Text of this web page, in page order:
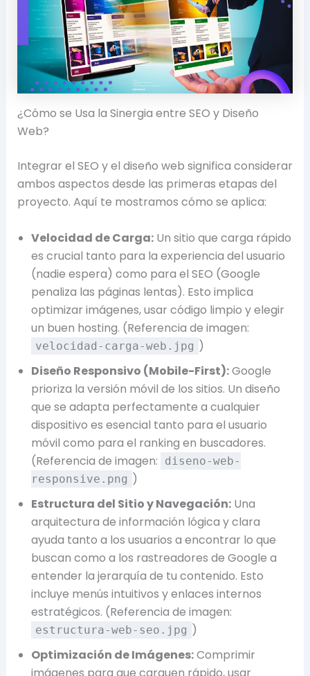
¿Cómo se Usa la Sinergia entre SEO y Diseño
Web?
Integrar el SEO y el diseño web significa considerar
ambos aspectos desde las primeras etapas del
proyecto. Aquí te mostramos cómo se aplica:
Velocidad de Carga:Un sitio que carga rápido
es crucial tanto para la experiencia del usuario
(nadie espera) como para el SEO (Google
penaliza las páginas lentas). Esto implica
optimizar imágenes, usar código limpio y elegir
un buen hosting. (Referencia de imagen:
velocidad-carga-web.jpg )
Diseño Responsivo (Mobile-First):Google
prioriza la versión móvil de los sitios. Un diseño
que se adapta perfectamente a cualquier
dispositivo es esencial tanto para el usuario
móvil como para el ranking en buscadores.
(Referencia de imagen:
diseno-web-
responsive.png )
Estructura del Sitio y Navegación:Una
arquitectura de información lógica y clara
ayuda tanto a los usuarios a encontrar lo que
buscan como a los rastreadores de Google a
entender la jerarquía de tu contenido. Esto
incluye menús intuitivos y enlaces internos
estratégicos. (Referencia de imagen:
estructura-web-seo.jpg )
Optimización de Imágenes:Comprimir